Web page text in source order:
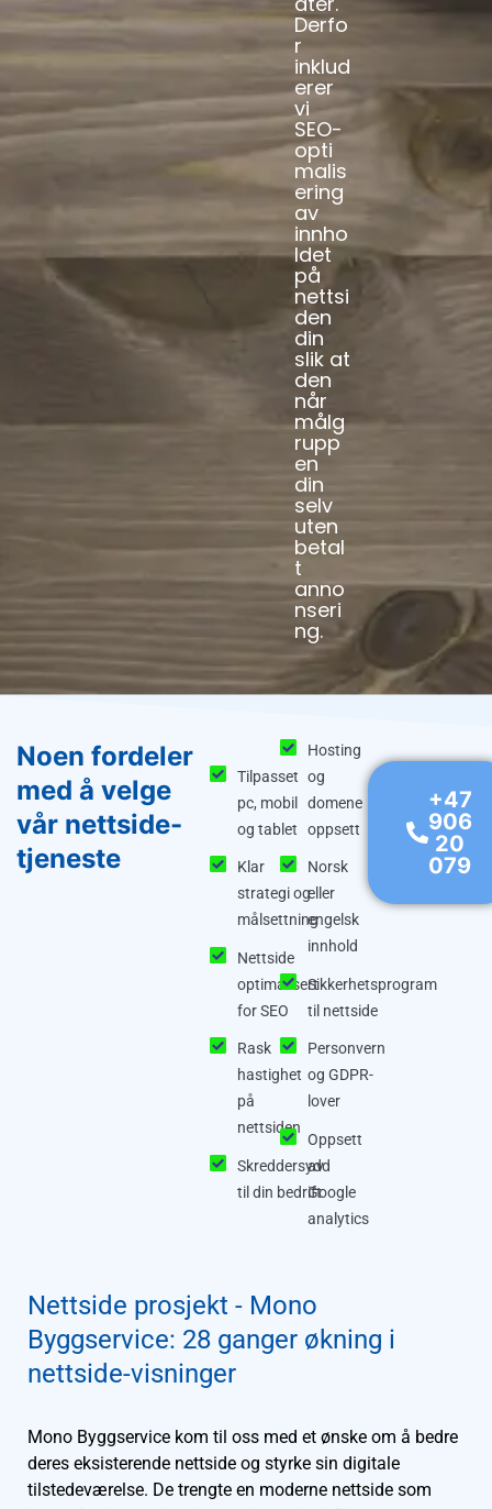
Derfo
r
inklud
erer
vi
SEO-
opti
malis
ering
av
innho
ldet
på
nettsi
den
din
slik at
den
når
målg
rupp
en
din
selv
uten
betal
t
anno
nseri
ng.
Noen fordeler
med å velge
vår nettside-
tjeneste
Tilpasset
pc, mobil
og tablet
Klar
strategi og
målsettning
Nettside
optimalisert
for SEO
Rask
hastighet
på
nettsiden
Skreddersydd
til din bedrift
Hosting
og
domene
oppsett
Norsk
eller
engelsk
innhold
Sikkerhetsprogram
til nettside
Personvern
og GDPR-
lover
Oppsett
av
Google
analytics
+47
906
20
079
Nettside prosjekt - Mono
Byggservice: 28 ganger økning i
nettside-visninger
Mono Byggservice kom til oss med et ønske om å bedre
deres eksisterende nettside og styrke sin digitale
tilstedeværelse. De trengte en moderne nettside som